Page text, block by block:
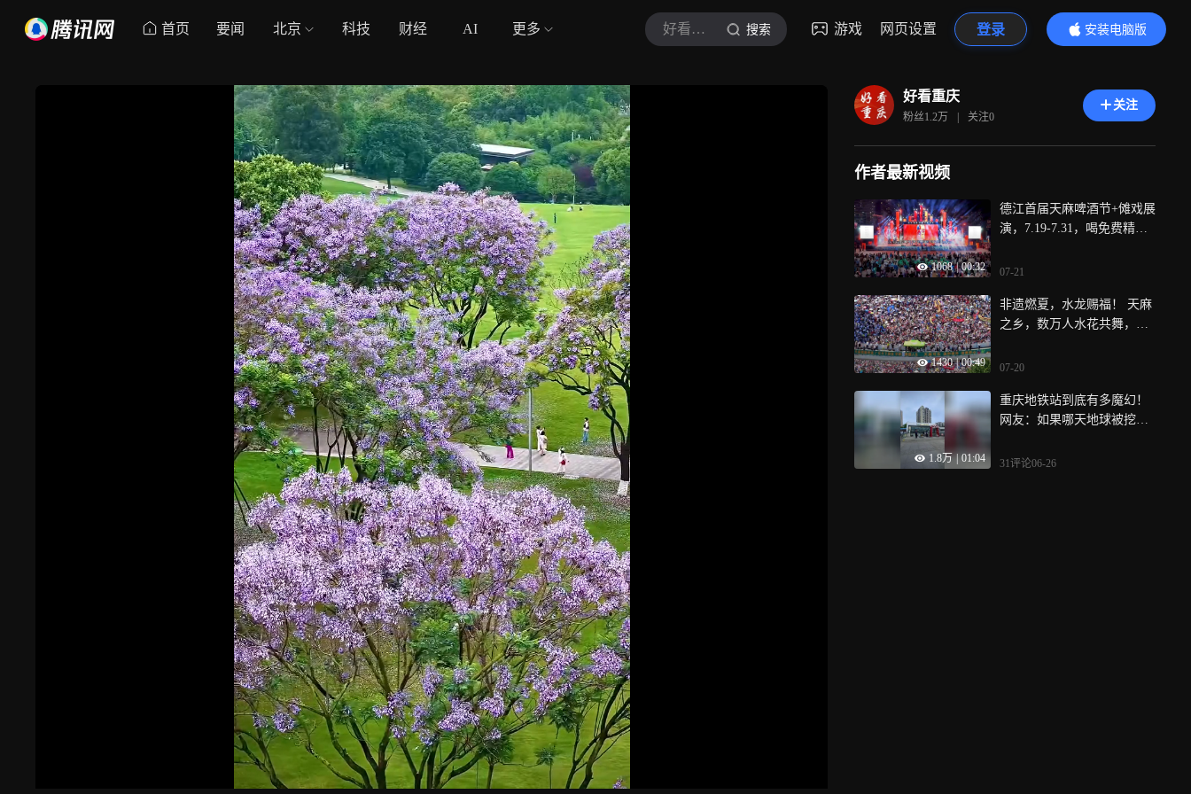
首页 要闻 北京 科技 财经 AI 更多 好看重庆 搜索 游戏 网页设置 登录
安装电脑版
内容更精彩
好看重庆
粉丝1.2万 | 关注0
关注
作者最新视频
1068 | 00:32
德江首届天麻啤酒节+傩戏展
演，7.19-7.31，喝免费精
3天！
07-21
1430 | 00:49
非遗燃夏，水龙赐福！ 天麻
之乡，数万人水花共舞，贵
07-20
1.8万 01:04
重庆地铁站到底有多魔幻！
网友：如果哪天地球被挖
31评论06-26